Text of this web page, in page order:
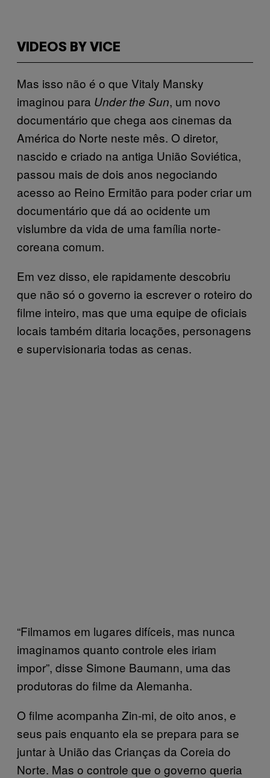
VIDEOS BY VICE
Mas isso não é o que Vitaly Mansky
imaginou para Under the Sun, um novo
documentário que chega aos cinemas da
América do Norte neste mês. O diretor,
nascido e criado na antiga União Soviética,
passou mais de dois anos negociando
acesso ao Reino Ermitão para poder criar um
documentário que dá ao ocidente um
vislumbre da vida de uma família norte-
coreana comum.
Em vez disso, ele rapidamente descobriu
que não só o governo ia escrever o roteiro do
filme inteiro, mas que uma equipe de oficiais
locais também ditaria locações, personagens
e supervisionaria todas as cenas.
“Filmamos em lugares difíceis, mas nunca
imaginamos quanto controle eles iriam
impor”, disse Simone Baumann, uma das
produtoras do filme da Alemanha.
O filme acompanha Zin-mi, de oito anos, e
seus pais enquanto ela se prepara para se
juntar à União das Crianças da Coreia do
Norte. Mas o controle que o governo queria